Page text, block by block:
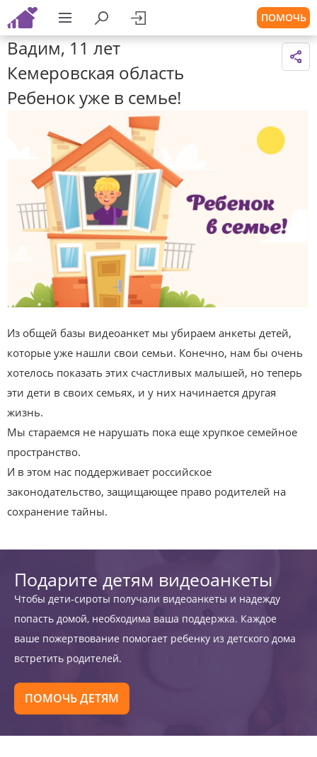
ПОМОЧЬ
Вадим, 11 лет
Кемеровская область
Ребенок уже в семье!
Из общей базы видеоанкет мы убираем анкеты детей,
которые уже нашли свои семьи. Конечно, нам бы очень
хотелось показать этих счастливых малышей, но теперь
эти дети в своих семьях, и у них начинается другая
жизнь.
Мы стараемся не нарушать пока еще хрупкое семейное
пространство.
И в этом нас поддерживает российское
законодательство, защищающее право родителей на
сохранение тайны.
Подарите детям видеоанкеты
Чтобы дети-сироты получали видеоанкеты и надежду
попасть домой, необходима ваша поддержка. Каждое
ваше пожертвование помогает ребенку из детского дома
встретить родителей.
ПОМОЧЬ ДЕТЯМ